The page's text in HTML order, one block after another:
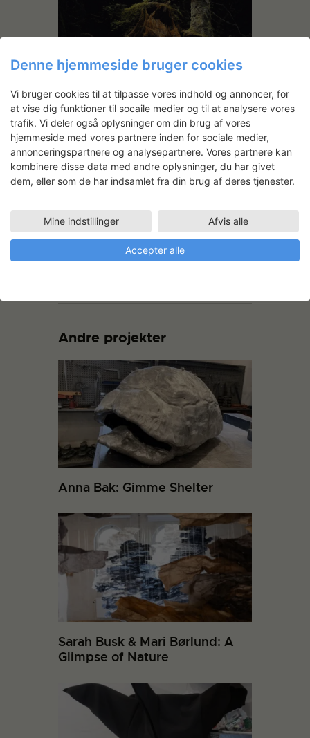
Andre projekter
Anna Bak: Gimme Shelter
Sarah Busk & Mari Børlund: A
Glimpse of Nature
Denne hjemmeside bruger cookies
Vi bruger cookies til at tilpasse vores indhold og annoncer, for
at vise dig funktioner til socaile medier og til at analysere vores
trafik. Vi deler også oplysninger om din brug af vores
hjemmeside med vores partnere inden for sociale medier,
annonceringspartnere og analysepartnere. Vores partnere kan
kombinere disse data med andre oplysninger, du har givet
dem, eller som de har indsamlet fra din brug af deres tjenester.
Mine indstillinger Afvis alle
Accepter alle